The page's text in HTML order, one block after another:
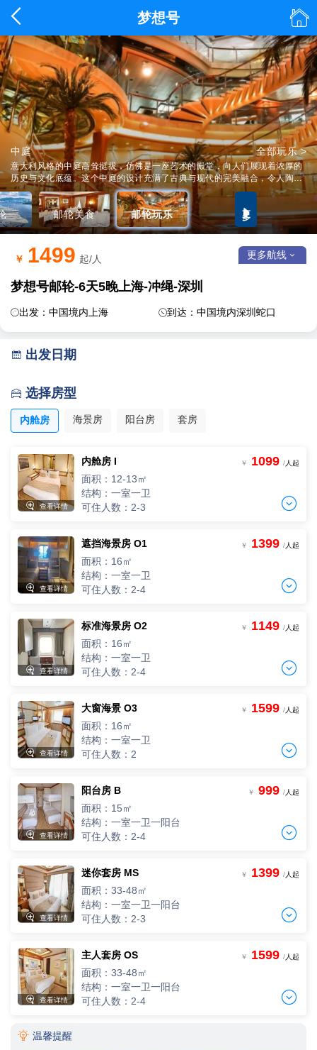
 梦想号 
成真邮轮·梦想号 详情 >
海韵阁 全部美食 >
中庭 全部玩乐 >
意大利风格的中庭高耸挺拔，仿佛是一座艺术的殿堂，向人们展现着浓厚的
历史与文化底蕴。这个中庭的设计充满了古典与现代的完美融合，令人陶醉
其中。
邮轮美食 邮轮玩乐 
￥ 1499 起/人 更多航线
梦想号邮轮-6天5晚上海-冲绳-深圳
出发：中国境内上海 到达：中国境内深圳蛇口
 出发日期
 选择房型
内舱房 海景房 阳台房 套房
 查看详情
内舱房 I
面积：12-13㎡
结构：一室一卫
可住人数：2-3
￥ 1099 /人起

两人间
2人入住，人均单价
- 0 间 +
 查看详情
遮挡海景房 O1
面积：16㎡
结构：一室一卫
可住人数：2-4
￥ 1399 /人起

两人间
2人入住，人均单价
- 0 间 +
四人间
4人入住，人均单价
 查看详情
标准海景房 O2
面积：16㎡
结构：一室一卫
可住人数：2-4
￥ 1149 /人起

两人间
2人入住，人均单价
- 0 间 +
四人间
4人入住，人均单价
 查看详情
大窗海景 O3
面积：16㎡
结构：一室一卫
可住人数：2
￥ 1599 /人起

两人间
2人入住，人均单价
 查看详情
阳台房 B
面积：15㎡
结构：一室一卫一阳台
可住人数：2-4
￥ 999 /人起

两人间
2人入住，人均单价
- 0 间 +
四人间
4人入住，人均单价
 查看详情
迷你套房 MS
面积：33-48㎡
结构：一室一卫一阳台
可住人数：2-3
￥ 1399 /人起

两人间
2人入住，人均单价
 查看详情
主人套房 OS
面积：33-48㎡
结构：一室一卫一阳台
可住人数：2-4
￥ 1599 /人起

两人间
 温馨提醒